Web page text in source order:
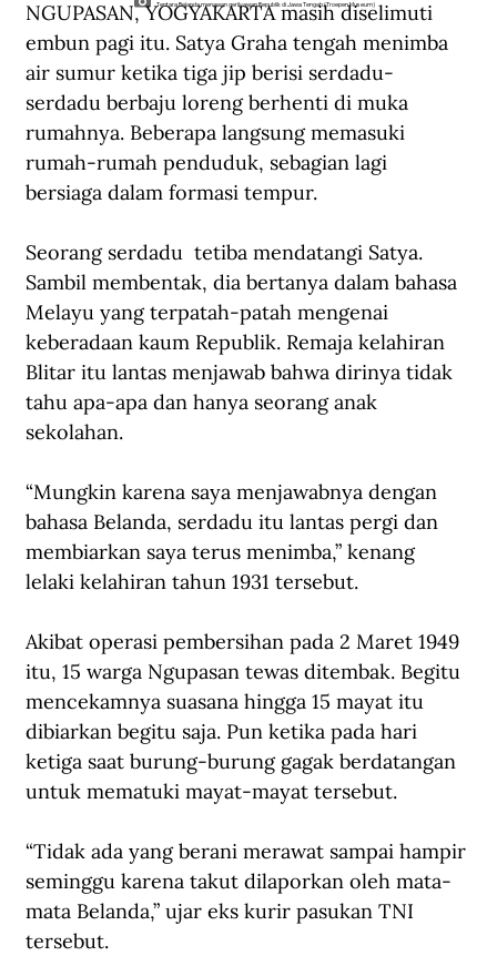
Tentara Belanda menawan gerilyawan Republik di Jawa Tengah (Troepen Museum)
NGUPASAN, YOGYAKARTA masih diselimuti
embun pagi itu. Satya Graha tengah menimba
air sumur ketika tiga jip berisi serdadu-
serdadu berbaju loreng berhenti di muka
rumahnya. Beberapa langsung memasuki
rumah-rumah penduduk, sebagian lagi
bersiaga dalam formasi tempur.
Seorang serdadu  tetiba mendatangi Satya.
Sambil membentak, dia bertanya dalam bahasa
Melayu yang terpatah-patah mengenai
keberadaan kaum Republik. Remaja kelahiran
Blitar itu lantas menjawab bahwa dirinya tidak
tahu apa-apa dan hanya seorang anak
sekolahan.
“Mungkin karena saya menjawabnya dengan
bahasa Belanda, serdadu itu lantas pergi dan
membiarkan saya terus menimba,” kenang
lelaki kelahiran tahun 1931 tersebut.
Akibat operasi pembersihan pada 2 Maret 1949
itu, 15 warga Ngupasan tewas ditembak. Begitu
mencekamnya suasana hingga 15 mayat itu
dibiarkan begitu saja. Pun ketika pada hari
ketiga saat burung-burung gagak berdatangan
untuk mematuki mayat-mayat tersebut.
“Tidak ada yang berani merawat sampai hampir
seminggu karena takut dilaporkan oleh mata-
mata Belanda,” ujar eks kurir pasukan TNI
tersebut.